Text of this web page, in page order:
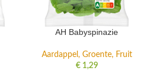
AH Babyspinazie
Aardappel, Groente, Fruit
€1,29